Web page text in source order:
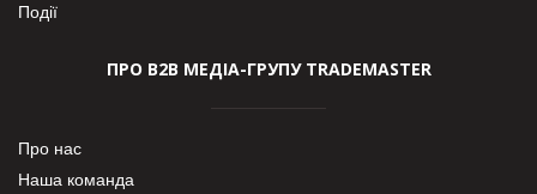
Події
ПРО В2В МЕДІА-ГРУПУ TRADEMASTER
Про нас
Наша команда